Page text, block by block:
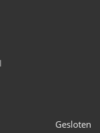
Gesloten